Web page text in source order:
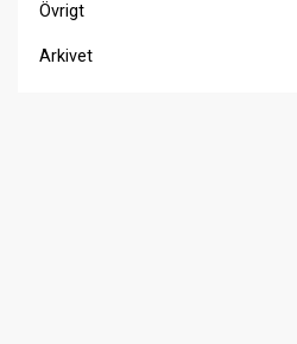
Övrigt
Arkivet